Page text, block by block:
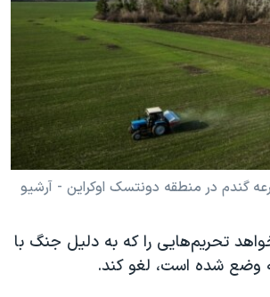
آمریکا ۲۰۲۴
به اسرائیل
آزادی
گندم در منطقه دونتسک اوکراین - آرشیو
تحریم‌هایی را که به دلیل جنگ با
وضع شده است، لغو کند.